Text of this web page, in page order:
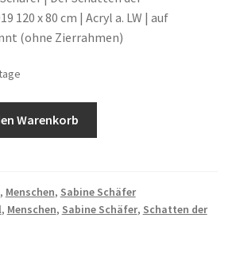
120 x 80 cm | Acryl a. LW | auf
(ohne Zierrahmen)
Warenkorb
, Menschen, Sabine Schäfer
, Menschen, Sabine Schäfer, Schatten der